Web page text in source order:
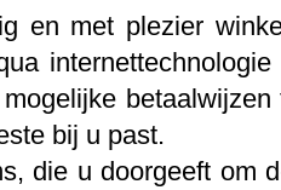
en met plezier
bij u past.
die u doorgeeft om